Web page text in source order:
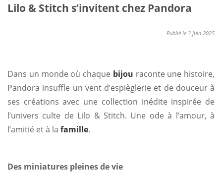
Lilo & Stitch s’invitent chez Pandora
Publié le 3 juin 2025
Dans un monde où chaque bijou raconte une histoire,
Pandora insuffle un vent d’espièglerie et de douceur à
ses créations avec une collection inédite inspirée de
l’univers culte de Lilo & Stitch. Une ode à l’amour, à
l’amitié et à la famille.
Des miniatures pleines de vie